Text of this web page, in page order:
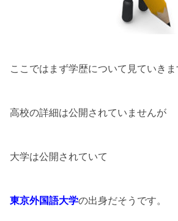
ここではまず学歴について見ていきま
高校の詳細は公開されていませんが
大学は公開されていて
東京外国語大学の出身だそうです。